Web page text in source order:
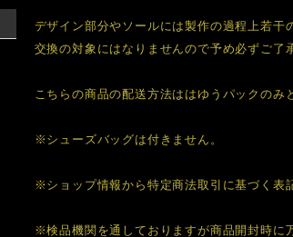
デザイン部分やソールには製作の過程上若
交換の対象にはなりませんので予め必ずご了
こちらの商品の配送方法ははゆうパックのみ
※シューズバッグは付きません。
※ショップ情報から特定商法取引に基づく表
※検品機関を通しておりますが商品開封時に